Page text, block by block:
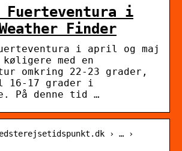
i
Finder
i april og maj
med en
omkring 22-23 grader,
16-17 grader i
På denne tid …
› … ›